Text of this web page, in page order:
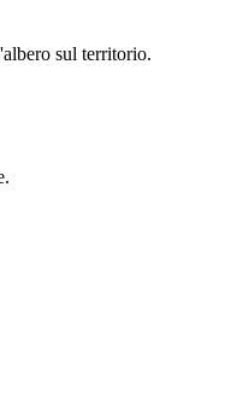
sul territorio.